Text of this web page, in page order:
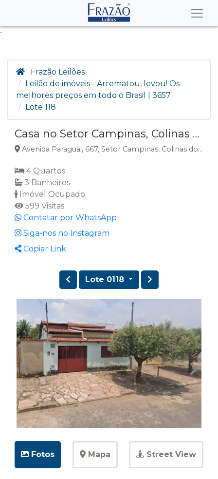
.
Frazão Leilões
Leilão de imóveis - Arrematou, levou! Os
melhores preços em todo o Brasil | 3657
Lote 118
Casa no Setor Campinas, Colinas Do Tocantins, TO
Avenida Paraguai, 667, Setor Campinas, Colinas do Tocantins, TO
4 Quartos
3 Banheiros
Imóvel Ocupado
599 Visitas
Contatar por WhatsApp
Siga-nos no Instagram
Copiar Link
Lote 0118
Fotos Mapa Street View